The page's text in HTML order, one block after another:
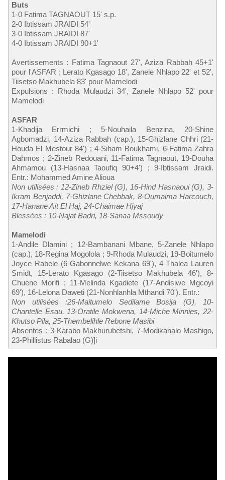
Buts
1-0 Fatima TAGNAOUT 15' s.p.
2-0 Ibtissam JRAIDI 54'
3-0 Ibtissam JRAIDI 87'
4-0 Ibtissam JRAIDI 90+1'
Avertissements : Fatima Tagnaout 27', Aziza Rabbah 45+1'
pour l'ASFAR ; Lerato Kgasago 18', Zanele Nhlapo 22' et 52',
Tiisetso Makhubela 83' pour Mamelodi
Expulsions : Rhoda Mulaudzi 34', Zanele Nhlapo 52' pour
Mamelodi
ASFAR
1-Khadija Errmichi ; 5-Nouhaila Benzina, 20-Shine
Agbomadzi, 14-Aziza Rabbah (cap.), 15-Ghizlane Chhri (21-
Houda El Mestour 84') ; 4-Siham Boukhami, 6-Fatima Zahra
Dahmos ; 2-Zineb Redouani, 11-Fatima Tagnaout, 19-Douha
Ahmamou (13-Hasnaa Taoufiq 90+4') ; 9-Ibtissam Jraidi.
Entr.: Mohammed Amine Alioua
Non utilisées : 12-Zineb Rhziel (G), 16-Hind Hasnaoui (G), 3-
Ikram Benjaddi, 7-Ghizlane Chebbak, 8-Oumaima Harcouch,
17-Hanane Aït El Haj, 24-Chaimae Hjyaj
Blessées : 10-Najat Badri, 18-Sanaa Mssoudy
Mamelodi
1-Andile Dlamini ; 12-Bambanani Mbane, 5-Zanele Nhlapo
(cap.), 18-Regina Mogolola ; 9-Rhoda Mulaudzi, 19-Boitumelo
Joyce Rabele (6-Gabonnelwe Kekana 69'), 4-Thalea Lauren
Smidt, 15-Lerato Kgasago (2-Tiisetso Makhubela 46'), 8-
Chuene Morifi ; 11-Melinda Kgadiete (17-Andisiwe Mgcoyi
69'), 16-Lelona Daweti (21-Nonhlanhla Mthandi 70'). Entr.:
Non utilisées :26-Maitumelo Sedilame Bosija (G), 10-
Chantelle Esau, 13-Oratile Mokwena, 14-Miche Minnies, 22-
Khutso Pila, 25-Thembelihle Rebone Masibi
Absentes : 3-Karabo Makhurubetshi, 7-Modikanalo Mashigo,
23-Phillistus Rabalao (G)]i